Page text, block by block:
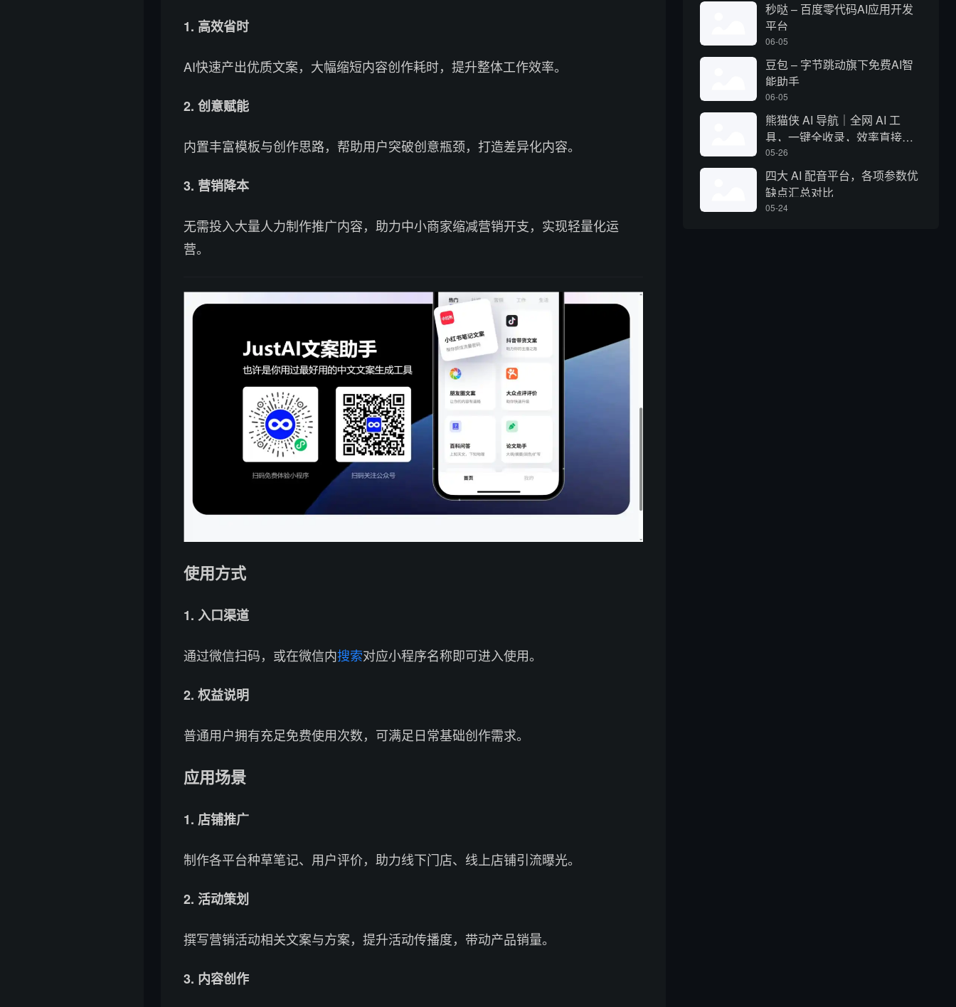
1. 高效省时
AI快速产出优质文案，大幅缩短内容创作耗时，提升整体工作效率。
2. 创意赋能
内置丰富模板与创作思路，帮助用户突破创意瓶颈，打造差异化内容。
3. 营销降本
无需投入大量人力制作推广内容，助力中小商家缩减营销开支，实现轻量化运
营。
使用方式
1. 入口渠道
通过微信扫码，或在微信内搜索对应小程序名称即可进入使用。
2. 权益说明
普通用户拥有充足免费使用次数，可满足日常基础创作需求。
应用场景
1. 店铺推广
制作各平台种草笔记、用户评价，助力线下门店、线上店铺引流曝光。
2. 活动策划
撰写营销活动相关文案与方案，提升活动传播度，带动产品销量。
3. 内容创作
秒哒 – 百度零代码AI应用开发
平台
06-05
豆包 – 字节跳动旗下免费AI智
能助手
06-05
熊猫侠 AI 导航｜全网 AI 工
具，一键全收录，效率直接拉
满
05-26
四大 AI 配音平台，各项参数优
缺点汇总对比
05-24